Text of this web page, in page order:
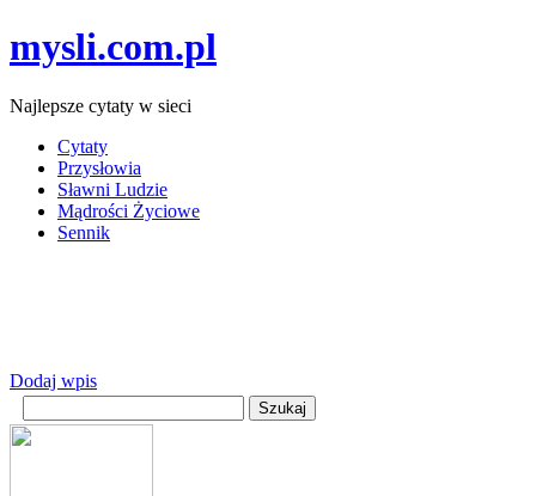
mysli.com.pl
Najlepsze cytaty w sieci
Cytaty
Przysłowia
Sławni Ludzie
Mądrości Życiowe
Sennik
Dodaj wpis